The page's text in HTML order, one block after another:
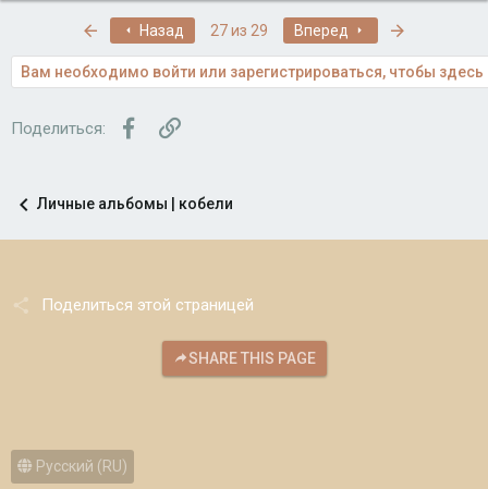
ПервыйНазад 27 из 29 Вперед
Вам необходимо войти или зарегистрироваться, чтобы здесь
Поделиться: FacebookСсылка
Личные альбомы | кобели
Поделиться этой страницей
SHARE THIS PAGE
Русский (RU)